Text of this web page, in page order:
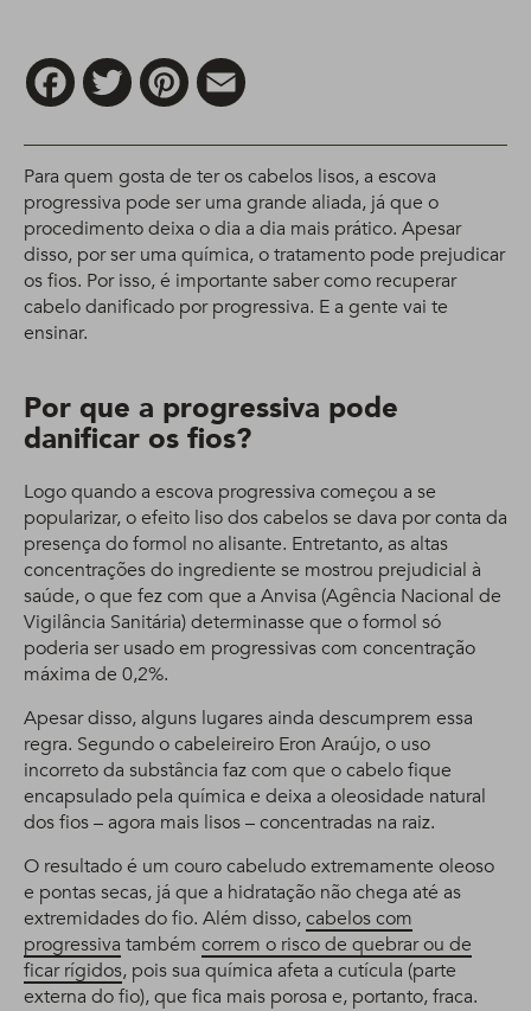
FacebookTwitter Pinterest
Para quem gosta de ter os cabelos lisos, a escova
progressiva pode ser uma grande aliada, já que o
procedimento deixa o dia a dia mais prático. Apesar
disso, por ser uma química, o tratamento pode prejudicar
os fios. Por isso, é importante saber como recuperar
cabelo danificado por progressiva. E a gente vai te
ensinar.
Por que a progressiva pode
danificar os fios?
Logo quando a escova progressiva começou a se
popularizar, o efeito liso dos cabelos se dava por conta da
presença do formol no alisante. Entretanto, as altas
concentrações do ingrediente se mostrou prejudicial à
saúde, o que fez com que a Anvisa (Agência Nacional de
Vigilância Sanitária) determinasse que o formol só
poderia ser usado em progressivas com concentração
máxima de 0,2%.
Apesar disso, alguns lugares ainda descumprem essa
regra. Segundo o cabeleireiro Eron Araújo, o uso
incorreto da substância faz com que o cabelo fique
encapsulado pela química e deixa a oleosidade natural
dos fios – agora mais lisos – concentradas na raiz.
O resultado é um couro cabeludo extremamente oleoso
e pontas secas, já que a hidratação não chega até as
extremidades do fio. Além disso,cabelos com
progressiva também correm o risco de quebrar ou de
ficar rígidos, pois sua química afeta a cutícula (parte
externa do fio), que fica mais porosa e, portanto, fraca.